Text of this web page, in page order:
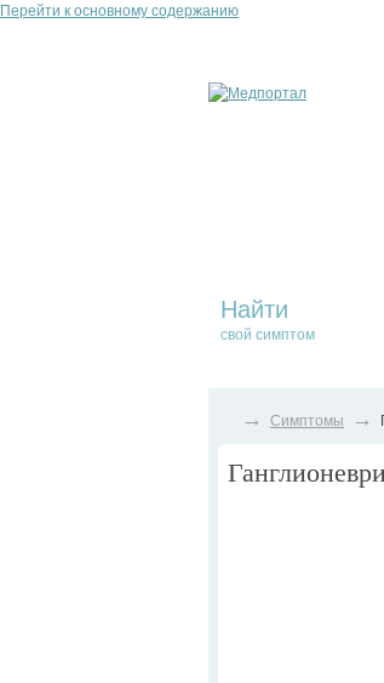
Перейти к основному содержанию
Найти
свой симптом
→ Симптомы →